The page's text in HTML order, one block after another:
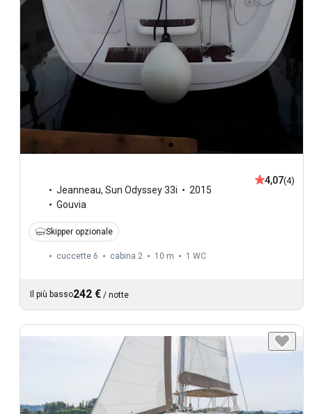
Jeanneau, Sun Odyssey 33i
2015
Gouvia
4,07(4)
Skipper opzionale
cuccette 6 cabina 2 10 m 1 WC
Il più basso242 € / notte